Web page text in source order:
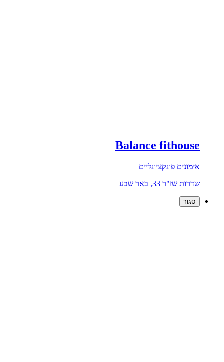
Balance fithouse
אימונים פונקציונליים
שדרות שז"ר 33, באר שבע
סגור